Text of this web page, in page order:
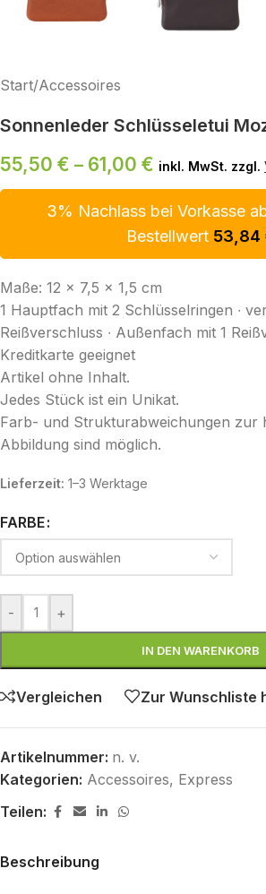
Start/Accessoires
Sonnenleder Schlüsseletui
55,50 € – 61,00 € inkl. MwSt. zzgl.
3% Nachlass bei Vorkasse
Bestellwert 53,84
Maße: 12 x 7,5 x 1,5 cm
1 Hauptfach mit 2 Schlüsselringen ∙
Reißverschluss ∙ Außenfach mit 1
Kreditkarte geeignet
Artikel ohne Inhalt.
Jedes Stück ist ein Unikat.
Farb- und Strukturabweichungen zur
Abbildung sind möglich.
Lieferzeit: 1–3 Werktage
FARBE
- +
IN DEN WARENKORB
Vergleichen Zur Wunschliste
Artikelnummer: n. v.
Kategorien: Accessoires, Express
Teilen:
Beschreibung